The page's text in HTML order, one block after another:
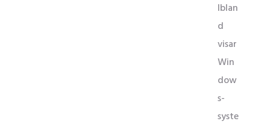
Iblan
d
visar
Win
dow
s-
syste